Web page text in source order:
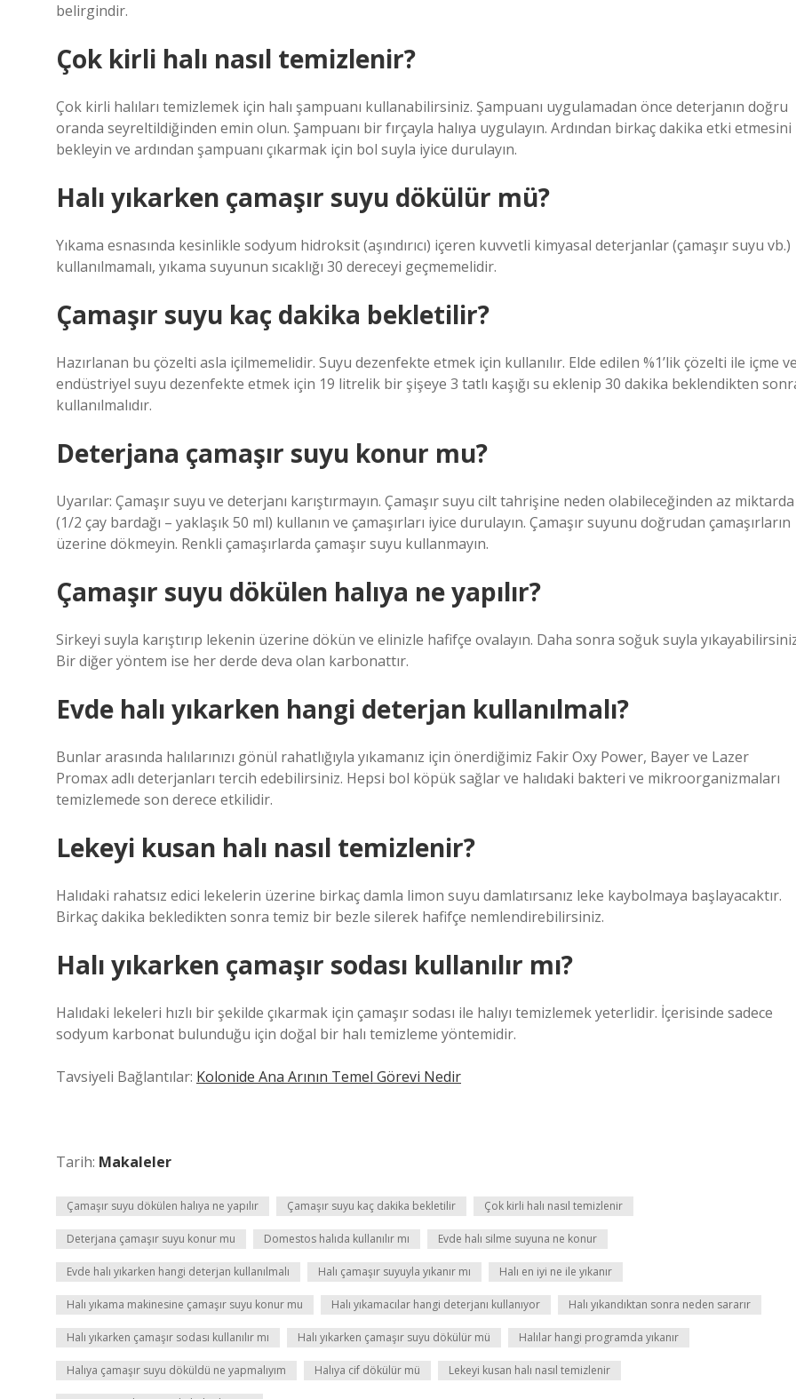
belirgindir.
Çok kirli halı nasıl temizlenir?
Çok kirli halıları temizlemek için halı şampuanı kullanabilirsiniz. Şampuanı uygulamadan önce deterjanın doğru
oranda seyreltildiğinden emin olun. Şampuanı bir fırçayla halıya uygulayın. Ardından birkaç dakika etki etmesini
bekleyin ve ardından şampuanı çıkarmak için bol suyla iyice durulayın.
Halı yıkarken çamaşır suyu dökülür mü?
Yıkama esnasında kesinlikle sodyum hidroksit (aşındırıcı) içeren kuvvetli kimyasal deterjanlar (çamaşır suyu vb.)
kullanılmamalı, yıkama suyunun sıcaklığı 30 dereceyi geçmemelidir.
Çamaşır suyu kaç dakika bekletilir?
Hazırlanan bu çözelti asla içilmemelidir. Suyu dezenfekte etmek için kullanılır. Elde edilen %1’lik çözelti ile içme
endüstriyel suyu dezenfekte etmek için 19 litrelik bir şişeye 3 tatlı kaşığı su eklenip 30 dakika beklendikten
kullanılmalıdır.
Deterjana çamaşır suyu konur mu?
Uyarılar: Çamaşır suyu ve deterjanı karıştırmayın. Çamaşır suyu cilt tahrişine neden olabileceğinden az miktarda
(1/2 çay bardağı – yaklaşık 50 ml) kullanın ve çamaşırları iyice durulayın. Çamaşır suyunu doğrudan çamaşırların
üzerine dökmeyin. Renkli çamaşırlarda çamaşır suyu kullanmayın.
Çamaşır suyu dökülen halıya ne yapılır?
Sirkeyi suyla karıştırıp lekenin üzerine dökün ve elinizle hafifçe ovalayın. Daha sonra soğuk suyla
Bir diğer yöntem ise her derde deva olan karbonattır.
Evde halı yıkarken hangi deterjan kullanılmalı?
Bunlar arasında halılarınızı gönül rahatlığıyla yıkamanız için önerdiğimiz Fakir Oxy Power, Bayer ve Lazer
Promax adlı deterjanları tercih edebilirsiniz. Hepsi bol köpük sağlar ve halıdaki bakteri ve mikroorganizmaları
temizlemede son derece etkilidir.
Lekeyi kusan halı nasıl temizlenir?
Halıdaki rahatsız edici lekelerin üzerine birkaç damla limon suyu damlatırsanız leke kaybolmaya başlayacaktır.
Birkaç dakika bekledikten sonra temiz bir bezle silerek hafifçe nemlendirebilirsiniz.
Halı yıkarken çamaşır sodası kullanılır mı?
Halıdaki lekeleri hızlı bir şekilde çıkarmak için çamaşır sodası ile halıyı temizlemek yeterlidir. İçerisinde sadece
sodyum karbonat bulunduğu için doğal bir halı temizleme yöntemidir.
Tavsiyeli Bağlantılar: Kolonide Ana Arının Temel Görevi Nedir
Tarih: Makaleler
Çamaşır suyu dökülen halıya ne yapılır Çamaşır suyu kaç dakika bekletilir Çok kirli halı nasıl temizlenir
Deterjana çamaşır suyu konur mu Domestos halıda kullanılır mı Evde halı silme suyuna ne konur
Evde halı yıkarken hangi deterjan kullanılmalı Halı çamaşır suyuyla yıkanır mı Halı en iyi ne ile yıkanır
Halı yıkama makinesine çamaşır suyu konur mu Halı yıkamacılar hangi deterjanı kullanıyor Halı yıkandıktan sonra neden sararır
Halı yıkarken çamaşır sodası kullanılır mı Halı yıkarken çamaşır suyu dökülür mü Halılar hangi programda yıkanır
Halıya çamaşır suyu döküldü ne yapmalıyım Halıya cif dökülür mü Lekeyi kusan halı nasıl temizlenir